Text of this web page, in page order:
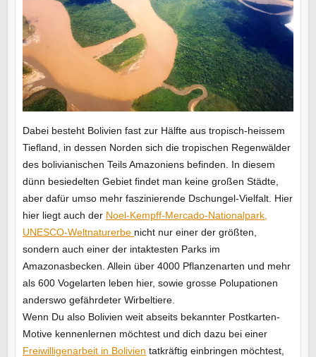
Dabei besteht Bolivien fast zur Hälfte aus tropisch-heissem
Tiefland, in dessen Norden sich die tropischen Regenwälder
des bolivianischen Teils Amazoniens befinden. In diesem
dünn besiedelten Gebiet findet man keine großen Städte,
aber dafür umso mehr faszinierende Dschungel-Vielfalt. Hier
hier liegt auch der Noel-Kempff-Mercado-Nationalpark,
UNESCO-Weltnaturerbe nicht nur einer der größten,
sondern auch einer der intaktesten Parks im
Amazonasbecken. Allein über 4000 Pflanzenarten und mehr
als 600 Vogelarten leben hier, sowie grosse Polupationen
anderswo gefährdeter Wirbeltiere.
Wenn Du also Bolivien weit abseits bekannter Postkarten-
Motive kennenlernen möchtest und dich dazu bei einer
Freiwilligenarbeit in Bolivien tatkräftig einbringen möchtest,